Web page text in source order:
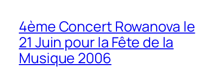
4ème Concert Rowanova le
21 Juin pour la Fête de la
Musique 2006